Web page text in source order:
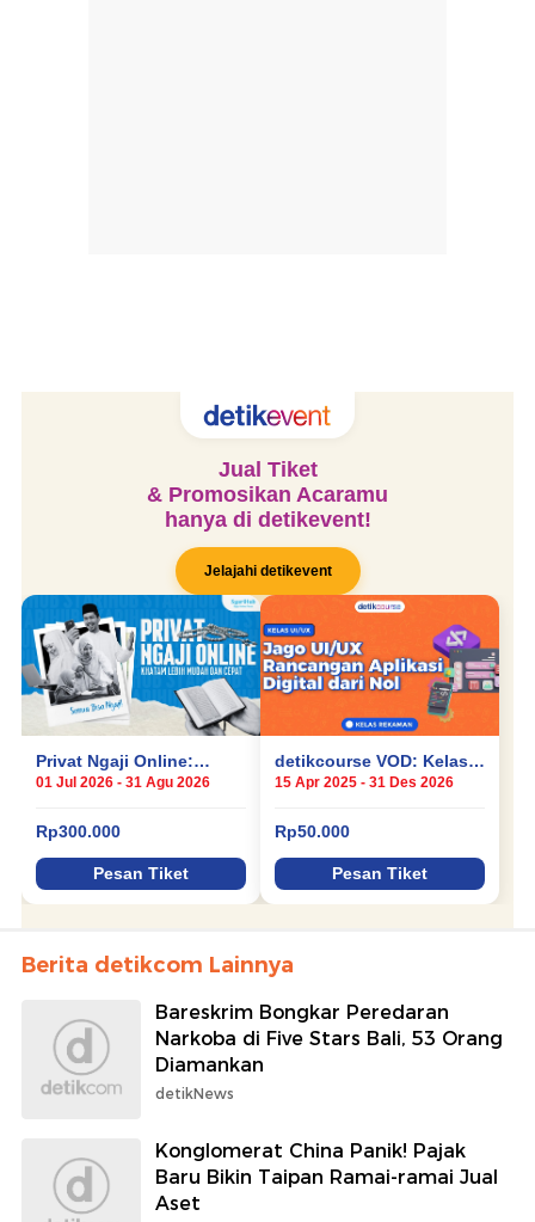
Berita detikcom Lainnya
Bareskrim Bongkar Peredaran
Narkoba di Five Stars Bali, 53 Orang
Diamankan
detikNews
Konglomerat China Panik! Pajak
Baru Bikin Taipan Ramai-ramai Jual
Aset